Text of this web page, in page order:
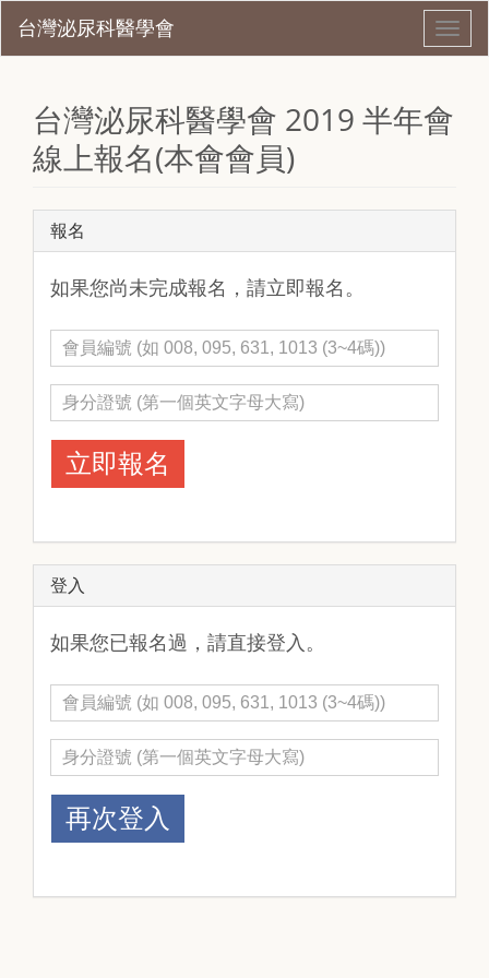
台灣泌尿科醫學會 2019 半年會
線上報名(本會會員)
報名
如果您尚未完成報名，請立即報名。
登入
如果您已報名過，請直接登入。